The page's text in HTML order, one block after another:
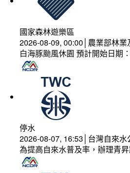
國家森林遊樂區
2026-08-09, 00:00│農業部林業
白海豚颱風休園 預計開始日期
停水
2026-08-07, 16:53│台灣自來水
為提高自來水普及率，辦理青